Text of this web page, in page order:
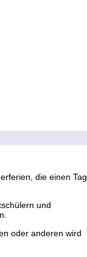
die einen Tag
und
oder anderen wird